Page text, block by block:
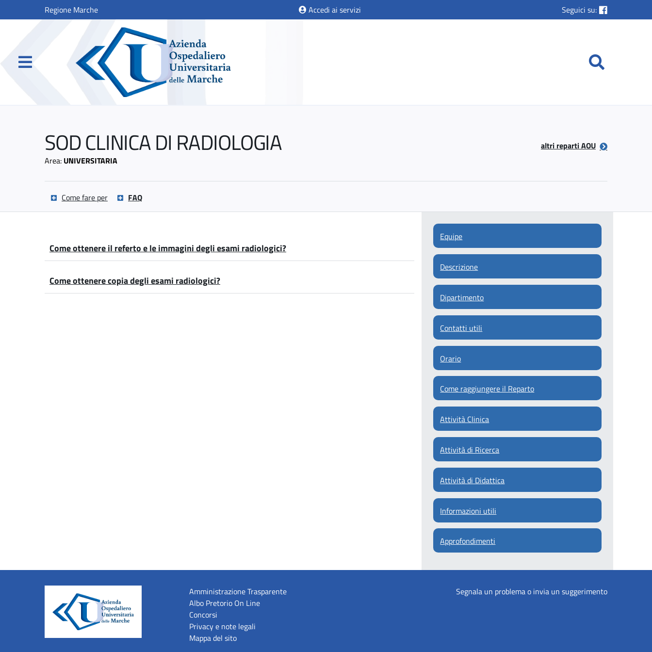
Regione Marche Accedi ai servizi Seguici su:
SOD CLINICA DI RADIOLOGIA
Area: UNIVERSITARIA
altri reparti AOU
Come fare per FAQ
Come ottenere il referto e le immagini degli esami radiologici?
Come ottenere copia degli esami radiologici?
Equipe
Descrizione
Dipartimento
Contatti utili
Orario
Come raggiungere il Reparto
Attività Clinica
Attività di Ricerca
Attività di Didattica
Informazioni utili
Approfondimenti
Amministrazione Trasparente
Albo Pretorio On Line
Concorsi
Privacy e note legali
Mappa del sito
Segnala un problema o invia un suggerimento